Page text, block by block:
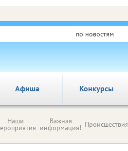
по новостям
Афиша Конкурсы
Наши Важная
информация! Происшествия